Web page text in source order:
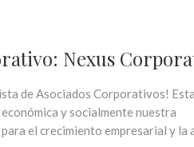
Nexus
de Asociados Corporativos!
y socialmente nuestra
el crecimiento empresarial y la